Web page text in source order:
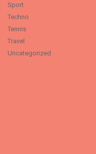
Sport
Techno
Tennis
Travel
Uncategorized